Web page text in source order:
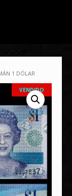
1 DÓLAR
VENDIDO